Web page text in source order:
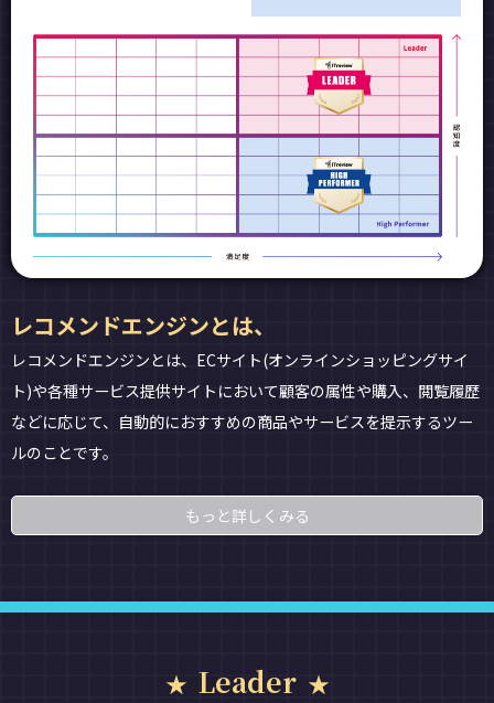
レコメンドエンジンとは、
レコメンドエンジンとは、ECサイト(オンラインショッピングサイ
ト)や各種サービス提供サイトにおいて顧客の属性や購入、閲覧履歴
などに応じて、自動的におすすめの商品やサービスを提示するツー
ルのことです。
もっと詳しくみる
Leader